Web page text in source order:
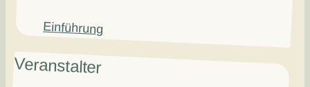
Einführung
Veranstalter